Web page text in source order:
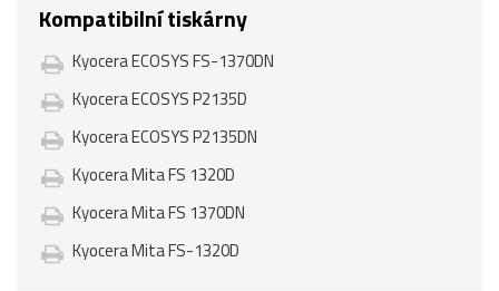
Kompatibilní tiskárny
Kyocera ECOSYS FS-1370DN
Kyocera ECOSYS P2135D
Kyocera ECOSYS P2135DN
Kyocera Mita FS 1320D
Kyocera Mita FS 1370DN
Kyocera Mita FS-1320D